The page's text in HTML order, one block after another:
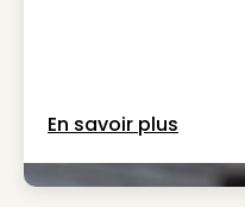
En savoir plus